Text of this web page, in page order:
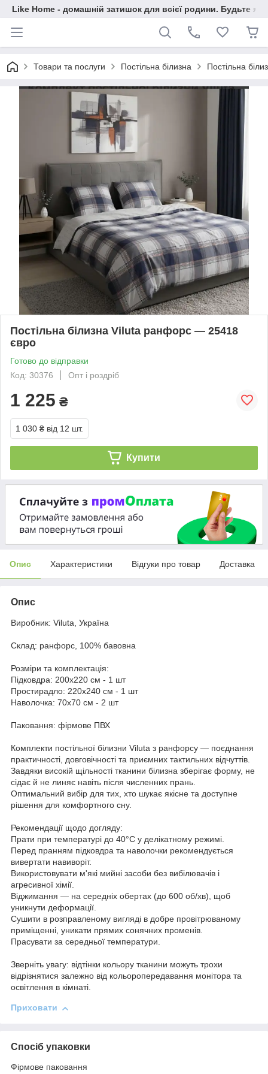
Like Home - домашній затишок для всієї родини. Будьте як
Товари та послуги Постільна білизна Постільна
Постільна білизна Viluta ранфорс — 25418
євро
Готово до відправки
Код: 30376
Опт і роздріб
1 225 ₴
1 030 ₴ від 12 шт.
Купити
Опис Характеристики Відгуки про товар Доставка
Опис
Виробник: Viluta, Україна
Склад: ранфорс, 100% бавовна
Розміри та комплектація:
Підковдра: 200x220 см - 1 шт
Простирадло: 220x240 см - 1 шт
Наволочка: 70x70 см - 2 шт
Паковання: фірмове ПВХ
Комплекти постільної білизни Viluta з ранфорсу — поєднання
практичності, довговічності та приємних тактильних відчуттів.
Завдяки високій щільності тканини білизна зберігає форму, не
сідає й не линяє навіть після численних прань.
Оптимальний вибір для тих, хто шукає якісне та доступне
рішення для комфортного сну.
Рекомендації щодо догляду:
Прати при температурі до 40°С у делікатному режимі.
Перед пранням підковдра та наволочки рекомендується
вивертати навиворіт.
Використовувати м'які мийні засоби без вибілювачів і
агресивної хімії.
Віджимання — на середніх обертах (до 600 об/хв), щоб
уникнути деформації.
Сушити в розправленому вигляді в добре провітрюваному
приміщенні, уникати прямих сонячних променів.
Прасувати за середньої температури.
Зверніть увагу: відтінки кольору тканини можуть трохи
відрізнятися залежно від кольоропередавання монітора та
освітлення в кімнаті.
Приховати
Спосіб упаковки
Фірмове паковання